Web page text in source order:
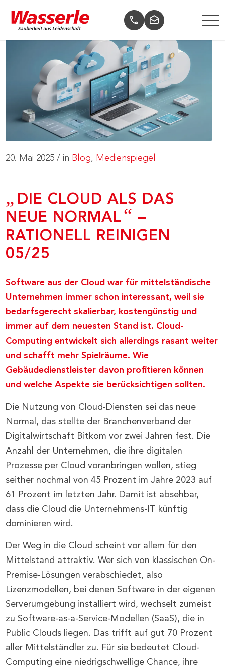
20. Mai 2025 / in Blog, Medienspiegel
„ DIE CLOUD ALS DAS
NEUE NORMAL “ –
RATIONELL REINIGEN
05/25
Software aus der Cloud war für mittelständische
Unternehmen immer schon interessant, weil sie
bedarfsgerecht skalierbar, kostengünstig und
immer auf dem neuesten Stand ist. Cloud-
Computing entwickelt sich allerdings rasant weiter
und schafft mehr Spielräume. Wie
Gebäudedienstleister davon profitieren können
und welche Aspekte sie berücksichtigen sollten.
Die Nutzung von Cloud-Diensten sei das neue
Normal, das stellte der Branchenverband der
Digitalwirtschaft Bitkom vor zwei Jahren fest. Die
Anzahl der Unternehmen, die ihre digitalen
Prozesse per Cloud voranbringen wollen, stieg
seither nochmal von 45 Prozent im Jahre 2023 auf
61 Prozent im letzten Jahr. Damit ist absehbar,
dass die Cloud die Unternehmens-IT künftig
dominieren wird.
Der Weg in die Cloud scheint vor allem für den
Mittelstand attraktiv. Wer sich von klassischen On-
Premise-Lösungen verabschiedet, also
Lizenzmodellen, bei denen Software in der eigenen
Serverumgebung installiert wird, wechselt zumeist
zu Software-as-a-Service-Modellen (SaaS), die in
Public Clouds liegen. Das trifft auf gut 70 Prozent
aller Mittelständler zu. Für sie bedeutet Cloud-
Computing eine niedrigschwellige Chance, ihre